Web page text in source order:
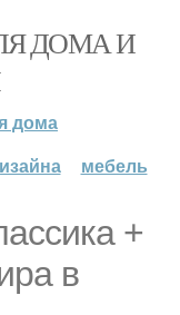
ДОМА И
дома
мебель
+
в